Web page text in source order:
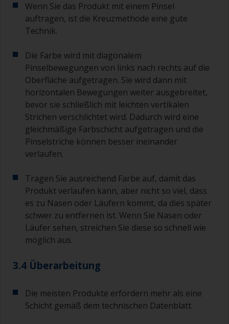
Wenn Sie das Produkt mit einem Pinsel
auftragen, ist die Kreuzmethode eine gute
Technik.
Die Farbe wird mit diagonalem
Pinselbewegungen von links nach rechts auf die
Oberfläche aufgetragen. Sie wird dann mit
horizontalen Bewegungen weiter ausgebreitet,
bevor sie schließlich mit leichten vertikalen
Strichen verschlichtet wird. Dadurch wird eine
gleichmäßige Farbschicht aufgetragen und die
Pinselstriche können besser ineinander
verlaufen.
Tragen Sie ausreichend Farbe auf, damit das
Produkt verlaufen kann, aber nicht so viel, dass
es zu Nasen oder Läufern kommt, da dies später
schwer zu entfernen ist. Wenn Sie Nasen oder
Läufer sehen, streichen Sie diese so schnell wie
möglich aus.
3.4 Überarbeitung
Die meisten Produkte erfordern mehr als eine
Schicht gemäß dem technischen Datenblatt.